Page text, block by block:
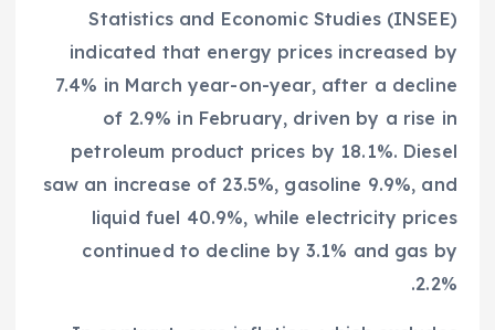
Statistics and Economic Studies (INSEE)
indicated that energy prices increased by
7.4% in March year-on-year, after a decline
of 2.9% in February, driven by a rise in
petroleum product prices by 18.1%. Diesel
saw an increase of 23.5%, gasoline 9.9%, and
liquid fuel 40.9%, while electricity prices
continued to decline by 3.1% and gas by
2.2%.